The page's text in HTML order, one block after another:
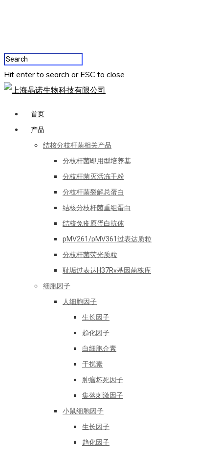
Hit enter to search or ESC to close
首页
产品
结核分枝杆菌相关产品
分枝杆菌即用型培养基
分枝杆菌灭活冻干粉
分枝杆菌裂解总蛋白
结核分枝杆菌重组蛋白
结核免疫原蛋白抗体
pMV261/pMV361过表达质粒
分枝杆菌荧光质粒
耻垢过表达H37Rv基因菌株库
细胞因子
人细胞因子
生长因子
趋化因子
白细胞介素
干扰素
肿瘤坏死因子
集落刺激因子
小鼠细胞因子
生长因子
趋化因子